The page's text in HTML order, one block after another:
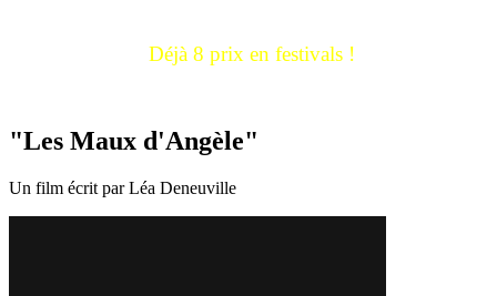
Déjà 8 prix en festivals !
"Les Maux d'Angèle"
Un film écrit par Léa Deneuville